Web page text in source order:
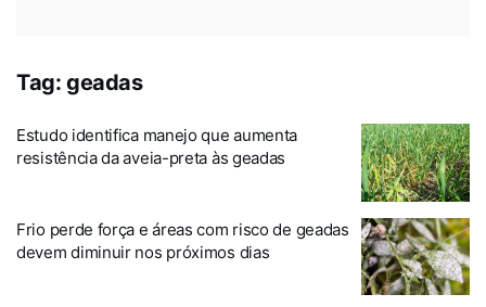
Tag: geadas
Estudo identifica manejo que aumenta
resistência da aveia-preta às geadas
Frio perde força e áreas com risco de geadas
devem diminuir nos próximos dias